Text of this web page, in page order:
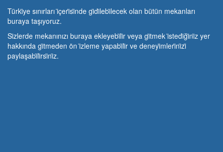
Türki̇ye sınırları i̇çeri̇si̇nde gi̇di̇lebi̇lecek olan bütün mekanları
buraya taşıyoruz.
Si̇zlerde mekanınızı buraya ekleyebi̇li̇r veya gi̇tmek i̇stedi̇ği̇ni̇z yer
hakkında gi̇tmeden ön i̇zleme yapabi̇li̇r ve deneyi̇mleri̇ni̇zi̇
paylaşabi̇li̇rsi̇ni̇z.